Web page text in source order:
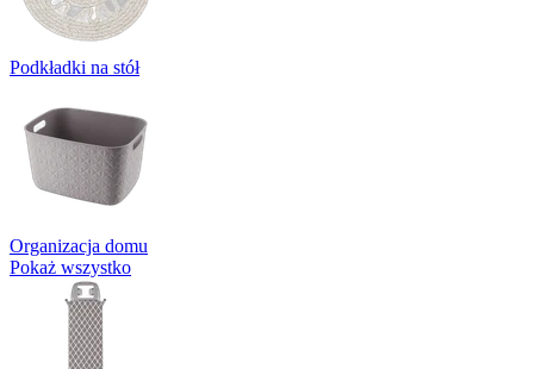
Podkładki na stół
Organizacja domu
Pokaż wszystko